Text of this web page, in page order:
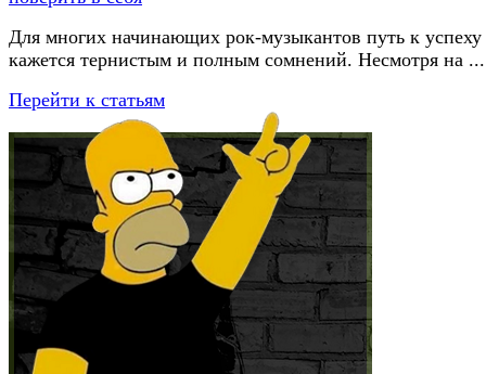
Для многих начинающих рок-музыкантов путь к успеху
кажется тернистым и полным сомнений. Несмотря на ...
Перейти к статьям